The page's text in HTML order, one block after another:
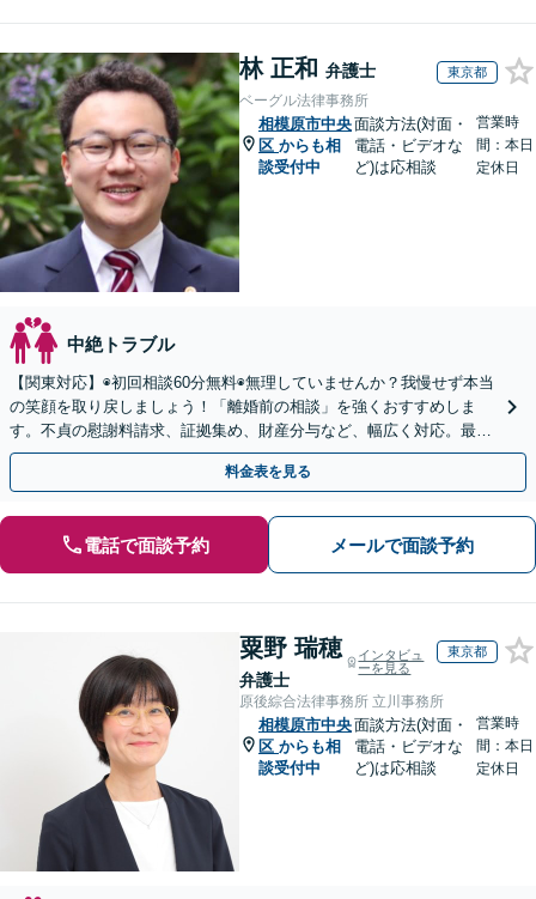
林 正和 弁護士 東京都
ベーグル法律事務所
相模原市中央
区 からも相
談受付中
面談方法(対面・
電話・ビデオな
ど)は応相談
営業時
間：本日
定休日
中絶トラブル
【関東対応】◉初回相談60分無料◉無理していませんか？我慢せず本当
の笑顔を取り戻しましょう！「離婚前の相談」を強くおすすめしま
す。不貞の慰謝料請求、証拠集め、財産分与など、幅広く対応。最善
の解決をご提案し、最後まで丁寧にサポート【完全個室】
料金表を見る
電話で面談予約 メールで面談予約
粟野 瑞穂
弁護士
インタビュ
ーを見る
東京都
原後綜合法律事務所 立川事務所
相模原市中央
区 からも相
談受付中
面談方法(対面・
電話・ビデオな
ど)は応相談
営業時
間：本日
定休日